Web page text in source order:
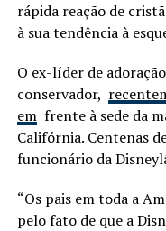
rápida reação de
à sua tendência à
O ex-líder de
conservador,
emfrente à sede da
Califórnia. Centenas
funcionário da
“Os pais em toda a
pelo fato de que a